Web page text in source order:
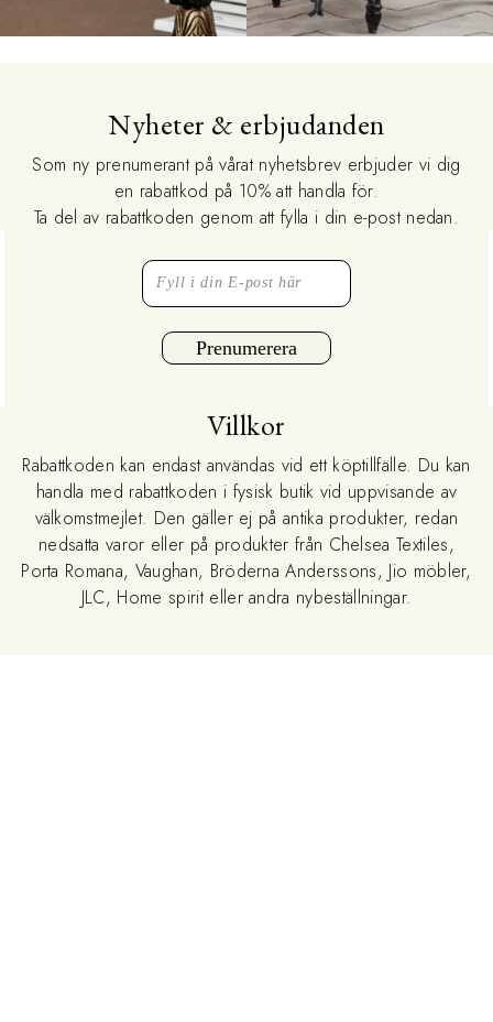
Nyheter & erbjudanden
Som ny prenumerant på vårat nyhetsbrev erbjuder vi dig
en rabattkod på 10% att handla för.
Ta del av rabattkoden genom att fylla i din e-post nedan.
Prenumerera
Villkor
Rabattkoden kan endast användas vid ett köptillfälle. Du kan
handla med rabattkoden i fysisk butik vid uppvisande av
välkomstmejlet. Den gäller ej på antika produkter, redan
nedsatta varor eller på produkter från Chelsea Textiles,
Porta Romana, Vaughan, Bröderna Anderssons, Jio möbler,
JLC, Home spirit eller andra nybeställningar.